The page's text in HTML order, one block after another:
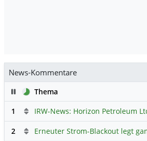
News-Kommentare
PauseThema
1
2